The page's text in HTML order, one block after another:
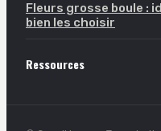
Fleurs grosse boule :
bien les choisir
Ressources